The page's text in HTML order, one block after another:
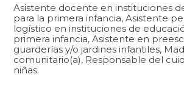
Asistente docente en instituciones
para la primera infancia, Asistente
logístico en instituciones de
primera infancia, Asistente en
guarderías y/o jardines infantiles,
comunitario(a), Responsable del
niñas.